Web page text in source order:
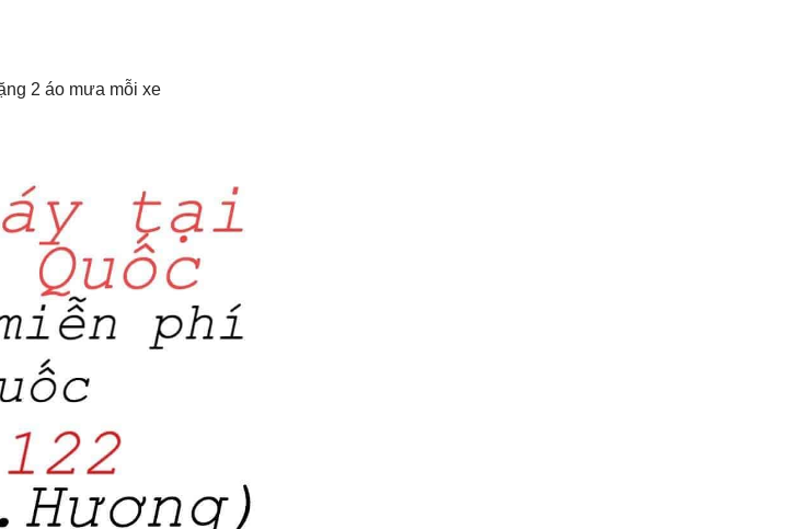
2 áo mưa mỗi xe